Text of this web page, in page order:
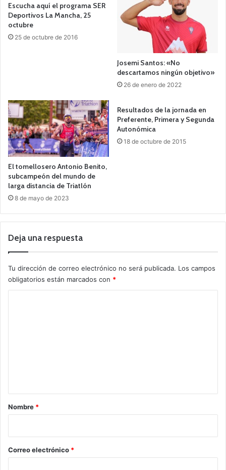
Escucha aquí el programa SER
Deportivos La Mancha, 25
octubre
25 de octubre de 2016
Josemi Santos: «No
descartamos ningún objetivo»
26 de enero de 2022
El tomellosero Antonio Benito,
subcampeón del mundo de
larga distancia de Triatlón
8 de mayo de 2023
Resultados de la jornada en
Preferente, Primera y Segunda
Autonómica
18 de octubre de 2015
Deja una respuesta
Tu dirección de correo electrónico no será publicada. Los campos
obligatorios están marcados con *
r
*
Nombre *
Correo electrónico *